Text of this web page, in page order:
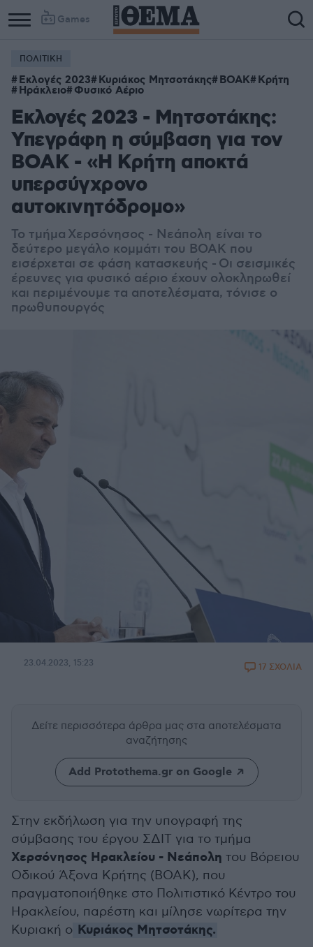
Games
ΠΟΛΙΤΙΚΗ
Εκλογές 2023 Κυριάκος Μητσοτάκης ΒΟΑΚ Κρήτη
Ηράκλειο Φυσικό Αέριο
Εκλογές 2023 - Μητσοτάκης:
Υπεγράφη η σύμβαση για τον
ΒΟΑΚ - «Η Κρήτη αποκτά
υπερσύγχρονο
αυτοκινητόδρομο»
Το τμήμα Χερσόνησος - Νεάπολη είναι το
δεύτερο μεγάλο κομμάτι του ΒΟΑΚ που
εισέρχεται σε φάση κατασκευής - Οι σεισμικές
έρευνες για φυσικό αέριο έχουν ολοκληρωθεί
και περιμένουμε τα αποτελέσματα, τόνισε ο
πρωθυπουργός
23.04.2023, 15:23 17 ΣΧΟΛΙΑ
Δείτε περισσότερα άρθρα μας στα αποτελέσματα
αναζήτησης
Add Protothema.gr on Google
Στην εκδήλωση για την υπογραφή της
σύμβασης του έργου ΣΔΙΤ για το τμήμα
Χερσόνησος Ηρακλείου - Νεάπολη του Βόρειου
Οδικού Άξονα Κρήτης (BOAK), που
πραγματοποιήθηκε στο Πολιτιστικό Κέντρο του
Ηρακλείου, παρέστη και μίλησε νωρίτερα την
Κυριακή ο Κυριάκος Μητσοτάκης.